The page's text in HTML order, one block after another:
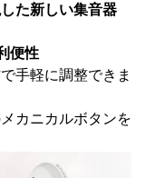
た新しい集音器
便性
手軽に調整できま
カニカルボタンを